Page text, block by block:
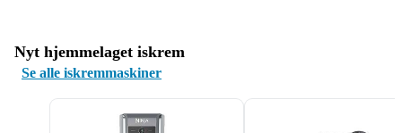
Nyt hjemmelaget iskrem
Se alle iskremmaskiner